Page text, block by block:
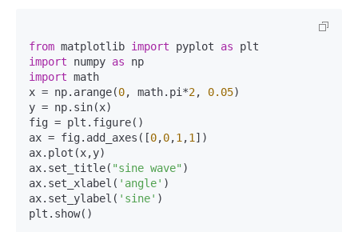
from matplotlib import pyplot as
import numpy as
import math
x = np.arange(0, math.pi*2, 0.05)
y = np.sin(x)
fig = plt.figure()
ax = fig.add_axes([0,0,1 ,1 ])
ax.plot(x,y)
ax.set_title( "sine wave" )
ax.set_xlabel( 'angle' )
ax.set_ylabel( 'sine' )